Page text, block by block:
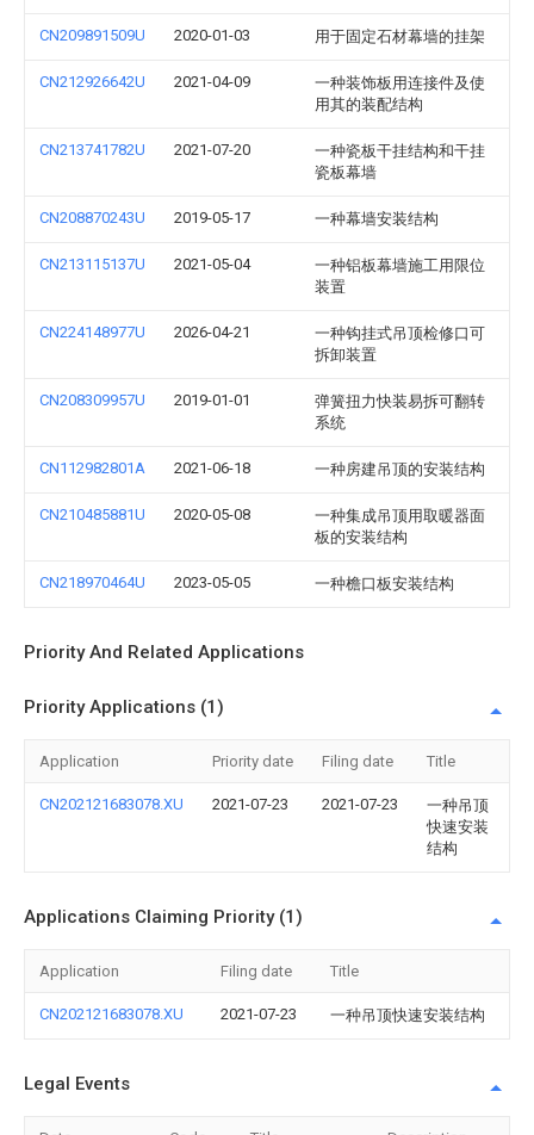
CN209891509U 2020-01-03 用于固定石材幕墙的挂架
CN212926642U 2021-04-09
一种装饰板用连接件及使
用其的装配结构
CN213741782U 2021-07-20
一种瓷板干挂结构和干挂
瓷板幕墙
CN208870243U 2019-05-17 一种幕墙安装结构
CN213115137U 2021-05-04
一种铝板幕墙施工用限位
装置
CN224148977U 2026-04-21
一种钩挂式吊顶检修口可
拆卸装置
CN208309957U 2019-01-01
弹簧扭力快装易拆可翻转
系统
CN112982801A 2021-06-18 一种房建吊顶的安装结构
CN210485881U 2020-05-08
一种集成吊顶用取暖器面
板的安装结构
CN218970464U 2023-05-05 一种檐口板安装结构
Priority And Related Applications
Priority Applications (1)
Application Priority date Filing date Title
CN202121683078.XU 2021-07-23 2021-07-23
一种吊顶
快速安装
结构
Applications Claiming Priority (1)
Application Filing date Title
CN202121683078.XU 2021-07-23 一种吊顶快速安装结构
Legal Events